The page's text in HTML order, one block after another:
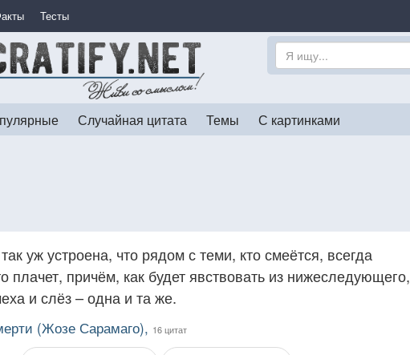
Тесты
Случайная цитата Темы С картинками
уж устроена, что рядом с теми, кто смеётся, всегда
плачет, причём, как будет явствовать из нижеследующего,
и слёз – одна и та же.
(Жозе Сарамаго), 16 цитат